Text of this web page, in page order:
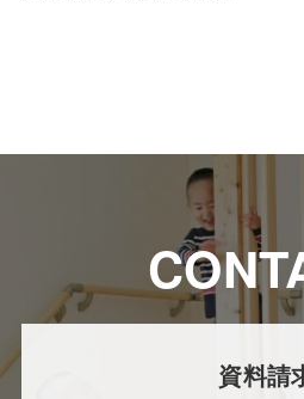
資料請